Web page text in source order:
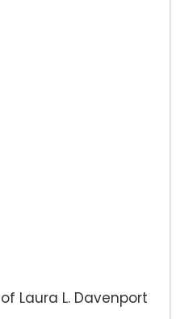
Laura L. Davenport